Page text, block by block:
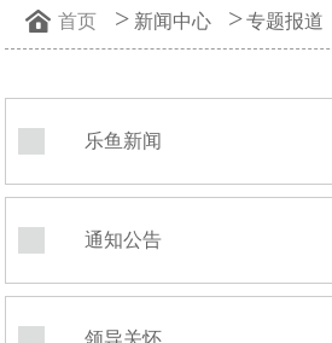
首页 > 新闻中心 > 专题报道
乐鱼新闻
通知公告
领导关怀